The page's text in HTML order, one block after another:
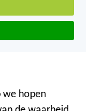
we hopen